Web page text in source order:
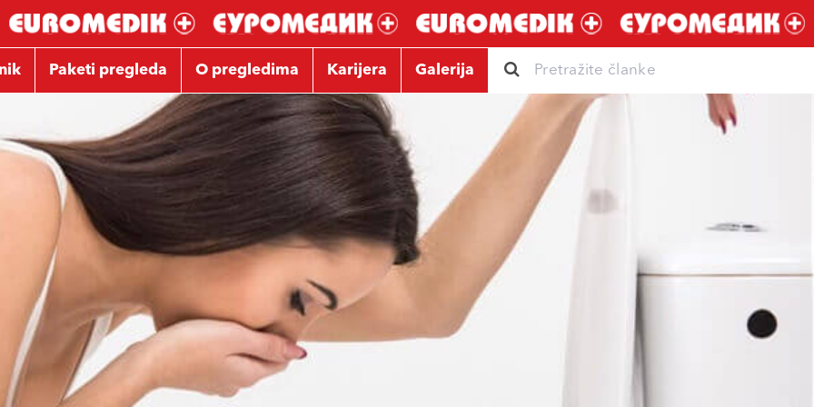
Paketi pregleda O pregledima Karijera Galerija